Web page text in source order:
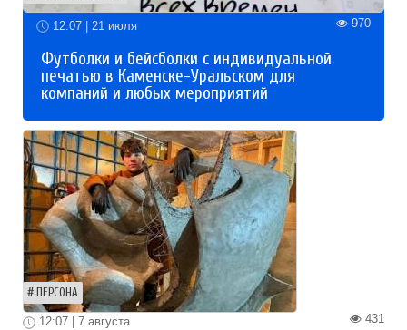
12:07 | 21 июля 970
Футболки и бейсболки с индивидуальной
печатью в Каменске-Уральском для
компаний и любых мероприятий
ПЕРСОНА
431
12:07 | 7 августа